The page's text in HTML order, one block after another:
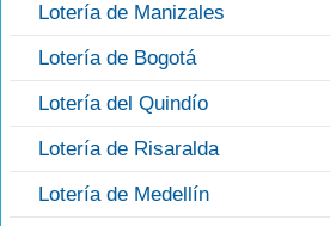
Lotería de Manizales
Lotería de Bogotá
Lotería del Quindío
Lotería de Risaralda
Lotería de Medellín